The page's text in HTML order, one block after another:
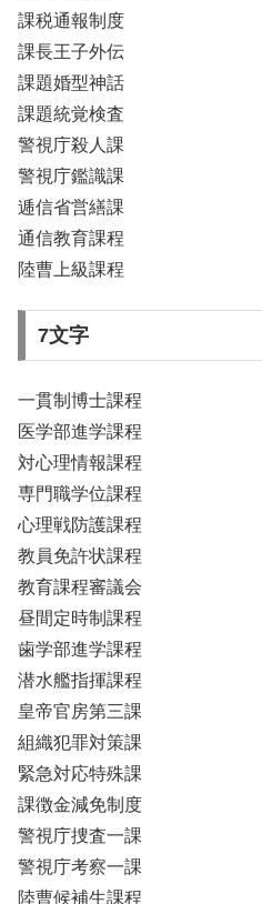
課税通報制度
課長王子外伝
課題婚型神話
課題統覚検査
警視庁殺人課
警視庁鑑識課
逓信省営繕課
通信教育課程
陸曹上級課程
7文字
一貫制博士課程
医学部進学課程
対心理情報課程
専門職学位課程
心理戦防護課程
教員免許状課程
教育課程審議会
昼間定時制課程
歯学部進学課程
潜水艦指揮課程
皇帝官房第三課
組織犯罪対策課
緊急対応特殊課
課徴金減免制度
警視庁捜査一課
警視庁考察一課
陸曹候補生課程